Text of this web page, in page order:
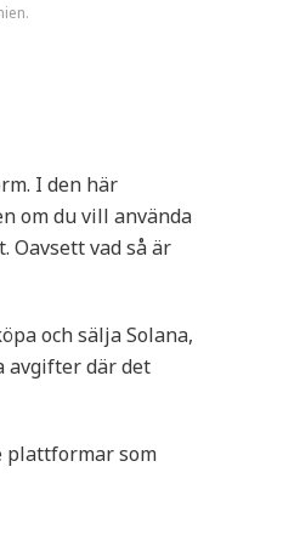
I den här
om du vill använda
Oavsett vad så är
och sälja Solana,
avgifter där det
plattformar som